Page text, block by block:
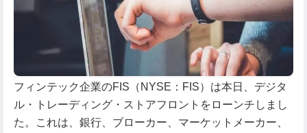
フィンテック企業のFIS（NYSE：FIS）は本日、デジタ
ル・トレーディング・ストアフロントをローンチしまし
た。これは、銀行、ブローカー、マーケットメーカー、